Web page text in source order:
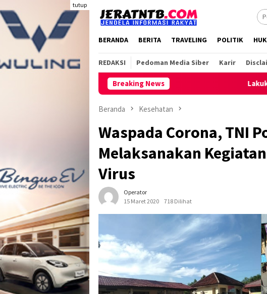
ke
konten
tutup
BERANDA BERITA TRAVELING POLITIK
REDAKSI Pedoman Media Siber Karir
Breaking News Lakukan Patroli
Beranda Kesehatan
Waspada Corona, TNI
Melaksanakan
Virus
Operator
15 Maret 2020
718 Dilihat